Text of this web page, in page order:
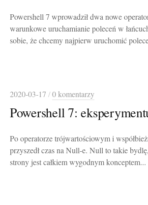
Powershell 7 wprowadził dwa nowe
warunkowe uruchamianie poleceń w
sobie, że chcemy najpierw uruchomić
2020-03-17 /0 komentarzy
Powershell 7:
Po operatorze trójwartościowym i
przyszedł czas na Null-e. Null to takie
strony jest całkiem wygodnym konceptem...